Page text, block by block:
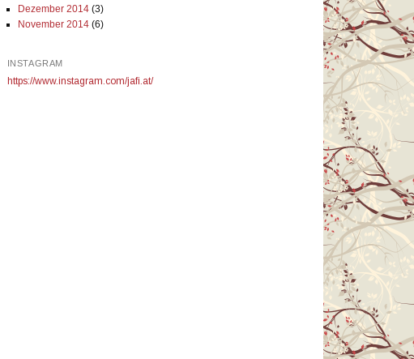
Dezember 2014(3)
November 2014(6)
INSTAGRAM
https://www.instagram.com/jafi.at/